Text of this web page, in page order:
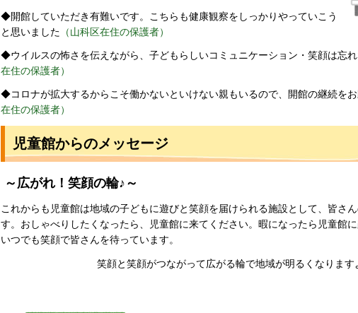
◆開館していただき有難いです。こちらも健康観察をしっかりやっていこう
と思いました （山科区在住の保護者）
◆ウイルスの怖さを伝えながら、子どもらしいコミュニケーション・笑顔は忘
在住の保護者）
◆コロナが拡大するからこそ働かないといけない親もいるので、開館の継続を
在住の保護者）
児童館からのメッセージ
～広がれ！笑顔の輪♪～
これからも児童館は地域の子どもに遊びと笑顔を届けられる施設として、皆さ
す。おしゃべりしたくなったら、児童館に来てください。暇になったら児童館に
いつでも笑顔で皆さんを待っています。
笑顔と笑顔がつながって広がる輪で地域が明るくなります